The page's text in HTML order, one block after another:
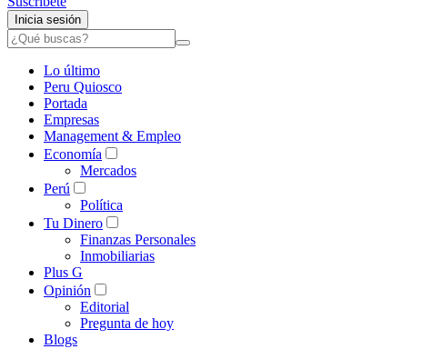
Inicia sesión
Lo último
Peru Quiosco
Portada
Empresas
Management & Empleo
Economía
Mercados
Perú
Política
Tu Dinero
Finanzas Personales
Inmobiliarias
Plus G
Opinión
Editorial
Pregunta de hoy
Blogs